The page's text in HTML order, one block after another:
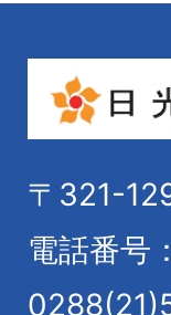
〒321-
電話番号